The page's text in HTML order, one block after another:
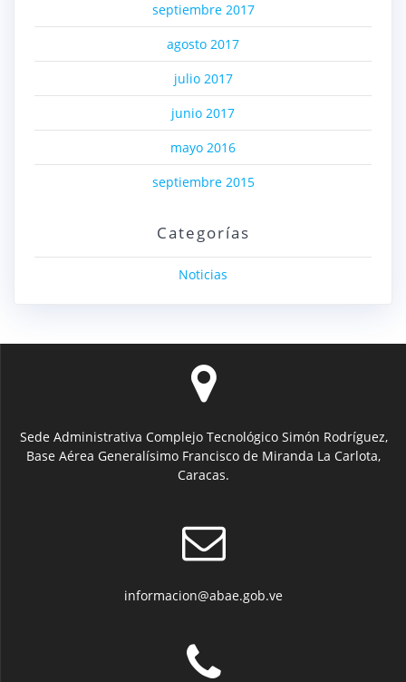
septiembre 2017
agosto 2017
julio 2017
junio 2017
mayo 2016
septiembre 2015
Categorías
Noticias
Sede Administrativa Complejo Tecnológico Simón Rodríguez,
Base Aérea Generalísimo Francisco de Miranda La Carlota,
Caracas.
informacion@abae.gob.ve